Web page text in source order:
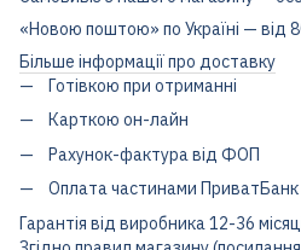
«Новою поштою» по Україні — від
Більше інформації про доставку
Готівкою при отриманні
Карткою он-лайн
Рахунок-фактура від ФОП
Оплата частинами
Гарантія від виробника 12-36